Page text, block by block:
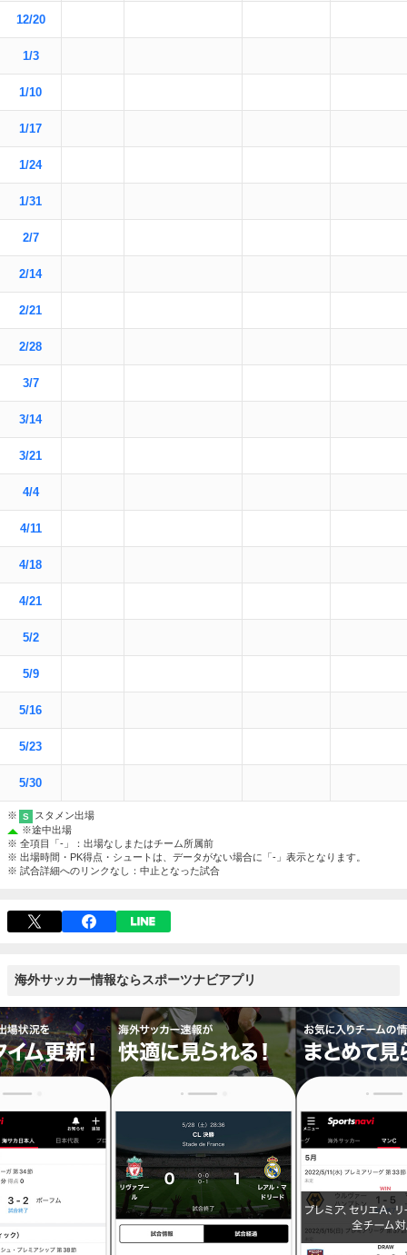
12/20
1/3
1/10
1/17
1/24
1/31
2/7
2/14
2/21
2/28
3/7
3/14
3/21
4/4
4/11
4/18
4/21
5/2
5/9
5/16
5/23
5/30
※ S
スタメン出場
※途中出場
※ 全項目「-」：出場なしまたはチーム所属前
※ 出場時間・PK得点・シュートは、データがない場合に「-」表示となります。
※ 試合詳細へのリンクなし：中止となった試合
海外サッカー情報ならスポーツナビアプリ